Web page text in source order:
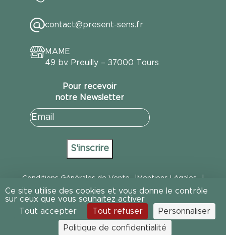
contact@present-sens.fr
MAME
49 bv. Preuilly – 37000 Tours
Pour recevoir
notre Newsletter
E-
S'inscrire
Conditions Générales de Vente Mentions Légales
Politique de Confidentialité Politique Gestion des cookies
Cookies Design : Marylou Gabriel
Développement : RingoStudio
Ce site utilise des cookies et vous donne le contrôle
sur ceux que vous souhaitez activer
Tout accepter
Tout refuser Personnaliser
Politique de confidentialité